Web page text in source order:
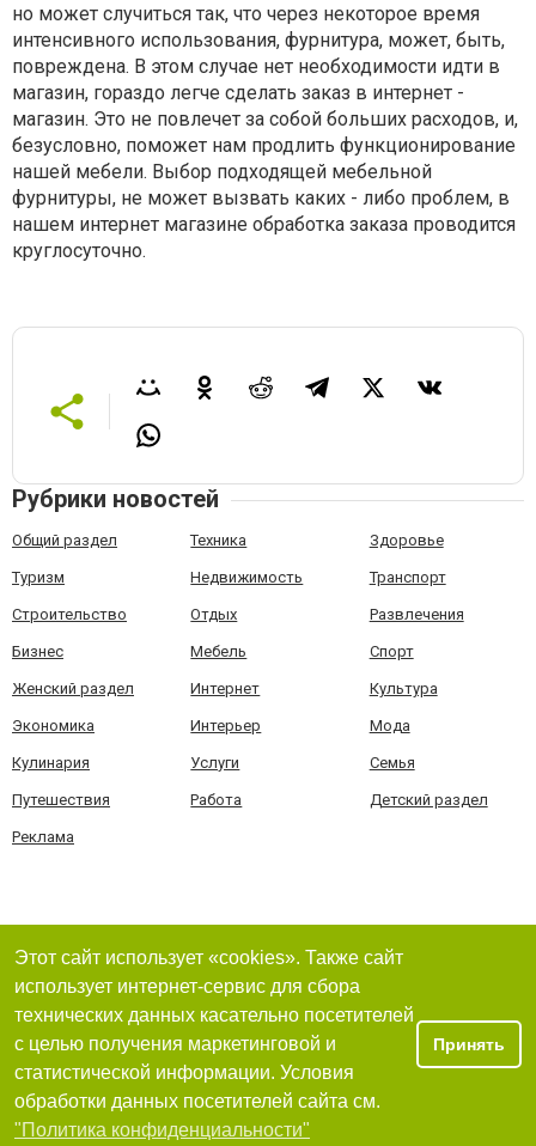
но может случиться так, что через некоторое время
интенсивного использования, фурнитура, может, быть,
повреждена. В этом случае нет необходимости идти в
магазин, гораздо легче сделать заказ в интернет -
магазин. Это не повлечет за собой больших расходов, и,
безусловно, поможет нам продлить функционирование
нашей мебели. Выбор подходящей мебельной
фурнитуры, не может вызвать каких - либо проблем, в
нашем интернет магазине обработка заказа проводится
круглосуточно.
Рубрики новостей
Общий раздел Техника Здоровье
Туризм Недвижимость Транспорт
Строительство Отдых Развлечения
Бизнес Мебель Спорт
Женский раздел Интернет Культура
Экономика Интерьер Мода
Кулинария Услуги Семья
Путешествия Работа Детский раздел
Реклама
Этот сайт использует «cookies». Также сайт
использует интернет-сервис для сбора
технических данных касательно посетителей
с целью получения маркетинговой и
статистической информации. Условия
обработки данных посетителей сайта см.
"Политика конфиденциальности"
Принять